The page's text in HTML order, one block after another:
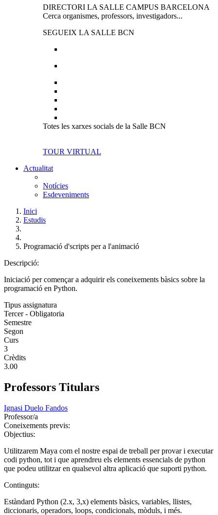
DIRECTORI LA SALLE CAMPUS BARCELONA
Cerca organismes, professors, investigadors...
SEGUEIX LA SALLE BCN
Totes les xarxes socials de la Salle BCN
TOUR VIRTUAL
Actualitat
Notícies
Esdeveniments
Inici
Estudis
Programació d'scripts per a l'animació
Descripció:
Iniciació per començar a adquirir els coneixements bàsics sobre la
programació en Python.
Tipus assignatura
Tercer - Obligatoria
Semestre
Segon
Curs
3
Crèdits
3.00
Professors Titulars
Ignasi Duelo Fandos
Professor/a
Coneixements previs:
Objectius:
Utilitzarem Maya com el nostre espai de treball per provar i executar
codi python, tot i que aprendreu els elements essencials de python
que podeu utilitzar en qualsevol altra aplicació que suporti python.
Continguts:
Estàndard Python (2.x, 3,x) elements bàsics, variables, llistes,
diccionaris, operadors, loops, condicionals, mòduls, i més.